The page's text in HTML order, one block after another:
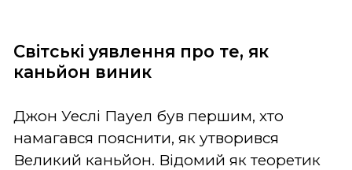
Світські уявлення про те, як
каньйон виник
Джон Уеслі Пауел був першим, хто
намагався пояснити, як утворився
Великий каньйон. Відомий як теоретик